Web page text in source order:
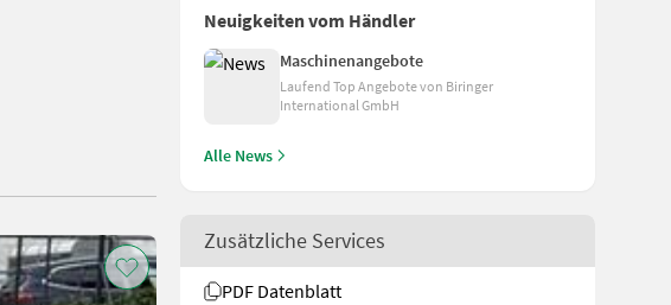
Neuigkeiten vom Händler
Maschinenangebote
Laufend Top Angebote von Biringer
International GmbH
Alle News
Zusätzliche Services
PDF Datenblatt